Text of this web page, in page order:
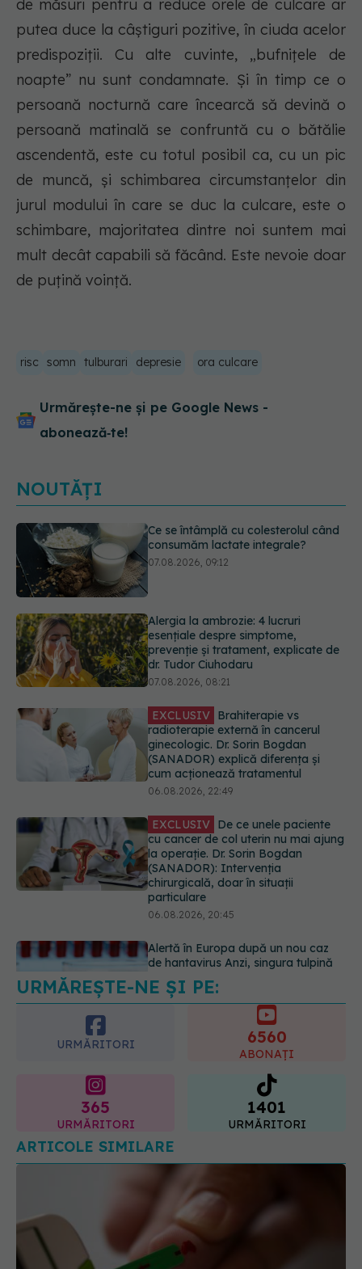
de măsuri pentru a reduce orele de culcare ar
putea duce la câștiguri pozitive, în ciuda acelor
predispoziții. Cu alte cuvinte, „bufnițele de
noapte” nu sunt condamnate. Și în timp ce o
persoană nocturnă care încearcă să devină o
persoană matinală se confruntă cu o bătălie
ascendentă, este cu totul posibil ca, cu un pic
de muncă, și schimbarea circumstanțelor din
jurul modului în care se duc la culcare, este o
schimbare, majoritatea dintre noi suntem mai
mult decât capabili să făcând. Este nevoie doar
de puțină voință.
risc somn tulburari depresie ora culcare
Urmărește-ne și pe Google News -
abonează‑te!
NOUTĂȚI
Alergia la ambrozie: 4 lucruri
esențiale despre simptome,
EXCLUSIV Brahiterapie vs
radioterapie externă în cancerul
ginecologic. Dr. Sorin Bogdan
(SANADOR) explică diferența și
06.08.2026, 22:49
EXCLUSIV De ce unele paciente
cu cancer de col uterin nu mai ajung
la operație. Dr. Sorin Bogdan
(SANADOR): Intervenția
particulare
06.08.2026, 20:45
Alertă în Europa după un nou caz
de hantavirus Anzi, singura tulpină
care se transmite de la om la om
06.08.2026, 20:06
Ce se întâmplă cu colesterolul când
consumăm lactate integrale?
07.08.2026, 09:12
URMĂREȘTE-NE ȘI PE:
URMĂRITORI 6560
ABONAȚI
365
URMĂRITORI
1401
URMĂRITORI
ARTICOLE SIMILARE